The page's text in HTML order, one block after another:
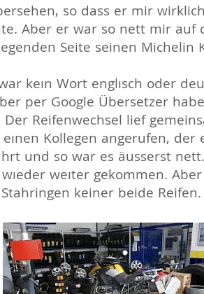
so dass er mir
Aber er war so nett mir auf
Seite seinen Michelin
keın Wort englısch oder
per Google Übersetzer
Reifenwechsel lief
Kollegen angerufen, der
und so war es äusserst
weıter gekommen.
keiner beide Reifen.